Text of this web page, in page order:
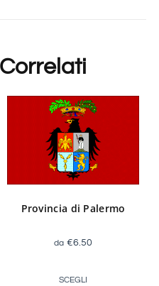
Provincia di Palermo
€6.50
SCEGLI